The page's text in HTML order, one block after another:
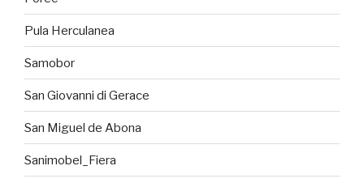
Pula Herculanea
Samobor
San Giovanni di Gerace
San Miguel de Abona
Sanimobel_Fiera